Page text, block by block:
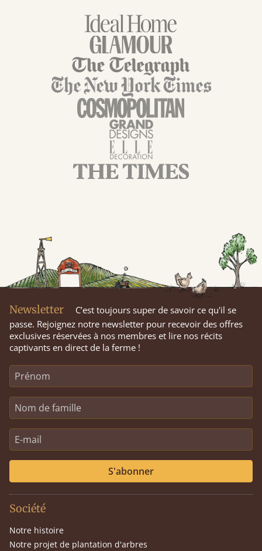
Newsletter
C’est toujours super de savoir ce qu'il se
passe. Rejoignez notre newsletter pour recevoir des offres
exclusives réservées à nos membres et lire nos récits
captivants en direct de la ferme !
S'abonner
Société
Notre histoire
Notre projet de plantation d'arbres